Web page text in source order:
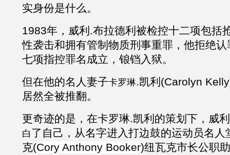
实身份是什么。
1983年， 威利 .布拉德利 被检控十二项包括
性袭击和拥有管制物质刑事重罪，他拒绝
七项指控罪名成立，锒铛入狱。
但在他的名人妻子卡罗琳.凯利(Carolyn
居然全被推翻。
更奇迹的是，在卡罗琳.凯利的策划下， 威利
白 了自己，从名字进入打边鼓的运动员名人
克(Cory Anthony Booker)纽瓦克市长公职